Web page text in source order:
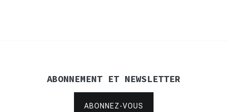
ABONNEMENT ET NEWSLETTER
ABONNEZ-VOUS